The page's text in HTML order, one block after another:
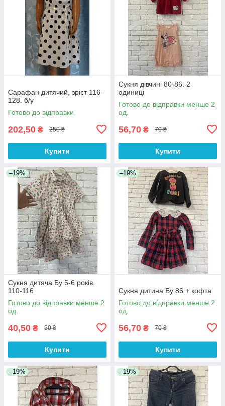
Сарафан дитячий, зріст 116-
128. б/у
Готово до відправки
202,50 ₴ 250 ₴
Купити
Сукня дівчині 80-86. 2
одиниці
Готово до відправки менше 2
од.
56,70 ₴ 70 ₴
Купити
–19%
Сукня дитяча Бу 5-6 років.
110-116
Готово до відправки менше 2
од.
40,50 ₴ 50 ₴
Купити
–19%
Сукня дитина Бу 86 + кофта
Готово до відправки менше 2
од.
56,70 ₴ 70 ₴
Купити
–19% –19%